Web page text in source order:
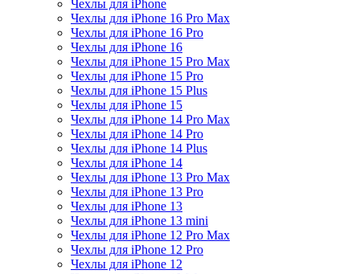
Чехлы для iPhone
Чехлы для iPhone 16 Pro Max
Чехлы для iPhone 16 Pro
Чехлы для iPhone 16
Чехлы для iPhone 15 Pro Max
Чехлы для iPhone 15 Pro
Чехлы для iPhone 15 Plus
Чехлы для iPhone 15
Чехлы для iPhone 14 Pro Max
Чехлы для iPhone 14 Pro
Чехлы для iPhone 14 Plus
Чехлы для iPhone 14
Чехлы для iPhone 13 Pro Max
Чехлы для iPhone 13 Pro
Чехлы для iPhone 13
Чехлы для iPhone 13 mini
Чехлы для iPhone 12 Pro Max
Чехлы для iPhone 12 Pro
Чехлы для iPhone 12